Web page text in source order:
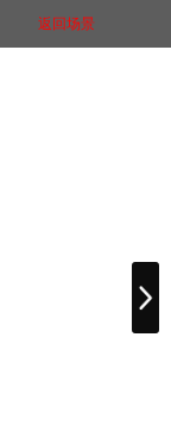
返回场景